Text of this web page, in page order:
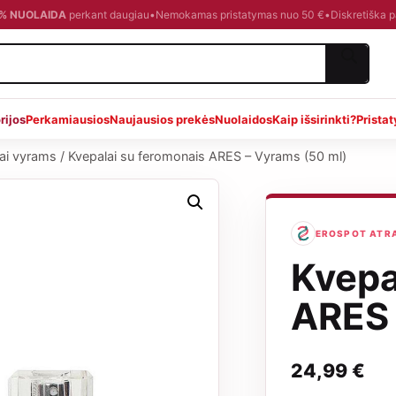
NUOLAIDA perkant daugiau• Nemokamas pristatymas nuo 50 €• Diskretiška
PerkamiausiosNaujausios prekėsNuolaidosKaip išsirinkti?
vyrams / Kvepalai su feromonais ARES – Vyrams (50 ml)
EROSPOT
24,99€